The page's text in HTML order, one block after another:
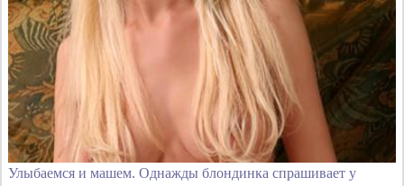
Улыбаемся и машем. Однажды блондинка спрашивает у